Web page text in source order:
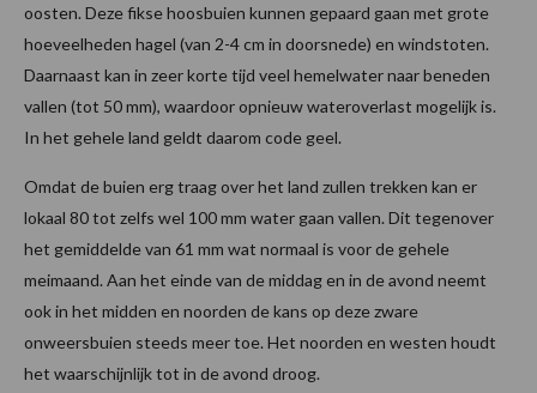
oosten. Deze fikse hoosbuien kunnen gepaard gaan met grote
hoeveelheden hagel (van 2-4 cm in doorsnede) en windstoten.
Daarnaast kan in zeer korte tijd veel hemelwater naar beneden
vallen (tot 50 mm), waardoor opnieuw wateroverlast mogelijk is.
In het gehele land geldt daarom code geel.
Omdat de buien erg traag over het land zullen trekken kan er
lokaal 80 tot zelfs wel 100 mm water gaan vallen. Dit tegenover
het gemiddelde van 61 mm wat normaal is voor de gehele
meimaand. Aan het einde van de middag en in de avond neemt
ook in het midden en noorden de kans op deze zware
onweersbuien steeds meer toe. Het noorden en westen houdt
het waarschijnlijk tot in de avond droog.